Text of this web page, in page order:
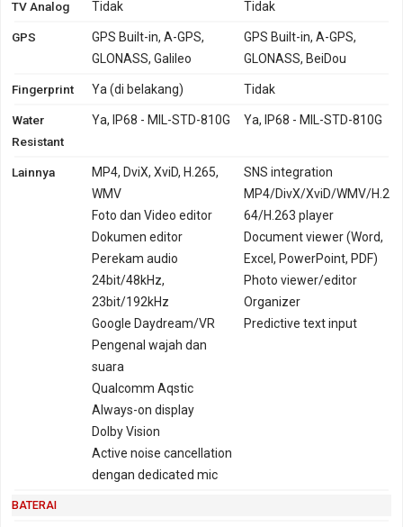
TV Analog Tidak Tidak
GPS
GPS Built-in, A-GPS,
GLONASS, Galileo
GPS Built-in, A-GPS,
GLONASS, BeiDou
Fingerprint Ya (di belakang) Tidak
Water
Resistant
Ya, IP68 - MIL-STD-810G Ya, IP68 - MIL-STD-810G
Lainnya
MP4, DviX, XviD, H.265,
WMV
Foto dan Video editor
Dokumen editor
Perekam audio
24bit/48kHz,
23bit/192kHz
Google Daydream/VR
Pengenal wajah dan
suara
Qualcomm Aqstic
Always-on display
Dolby Vision
Active noise cancellation
dengan dedicated mic
SNS integration
MP4/DivX/XviD/WMV/H.2
64/H.263 player
Document viewer (Word,
Excel, PowerPoint, PDF)
Photo viewer/editor
Organizer
Predictive text input
BATERAI